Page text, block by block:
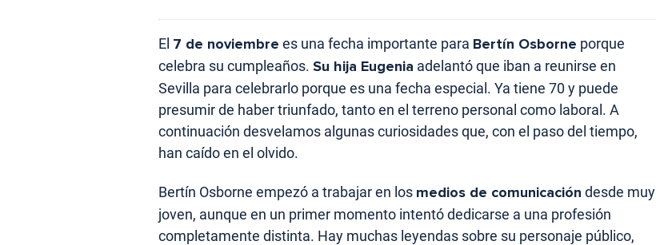
El 7 de noviembre es una fecha importante para Bertín Osborne porque
celebra su cumpleaños. Su hija Eugenia adelantó que iban a reunirse en
Sevilla para celebrarlo porque es una fecha especial. Ya tiene 70 y puede
presumir de haber triunfado, tanto en el terreno personal como laboral. A
continuación desvelamos algunas curiosidades que, con el paso del tiempo,
han caído en el olvido.
Bertín Osborne empezó a trabajar en los medios de comunicación desde muy
joven, aunque en un primer momento intentó dedicarse a una profesión
completamente distinta. Hay muchas leyendas sobre su personaje público,